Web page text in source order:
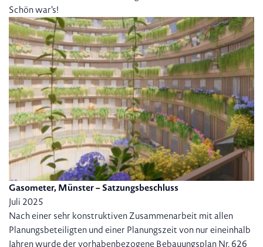
Schön war’s!
Gasometer, Münster – Satzungsbeschluss
Juli 2025
Nach einer sehr konstruktiven Zusammenarbeit mit allen
Planungsbeteiligten und einer Planungszeit von nur eineinhalb
Jahren wurde der vorhabenbezogene Bebauungsplan Nr. 626